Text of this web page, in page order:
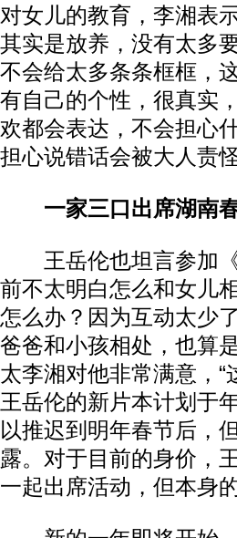
对女儿的教育，李湘表
其实是放养，没有太多
不会给太多条条框框，
有自己的个性，很真实
欢都会表达，不会担心
担心说错话会被大人责
一家三口出席湖南
王岳伦也坦言参加《
前不太明白怎么和女儿
怎么办？因为互动太少
爸爸和小孩相处，也算
太李湘对他非常满意，
王岳伦的新片本计划于
以推迟到明年春节后，
露。对于目前的身价，
一起出席活动，但本身